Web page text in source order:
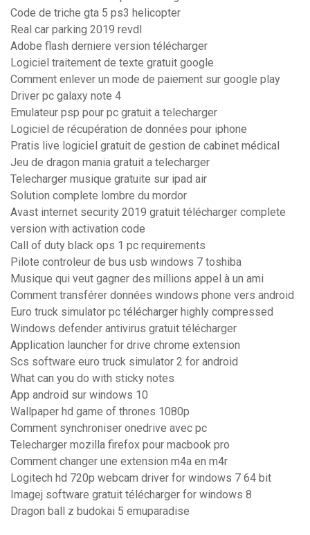
Code de triche gta 5 ps3 helicopter
Real car parking 2019 revdl
Adobe flash derniere version télécharger
Logiciel traitement de texte gratuit google
Comment enlever un mode de paiement sur google play
Driver pc galaxy note 4
Emulateur psp pour pc gratuit a telecharger
Logiciel de récupération de données pour iphone
Pratis live logiciel gratuit de gestion de cabinet médical
Jeu de dragon mania gratuit a telecharger
Telecharger musique gratuite sur ipad air
Solution complete lombre du mordor
Avast internet security 2019 gratuit télécharger complete
version with activation code
Call of duty black ops 1 pc requirements
Pilote controleur de bus usb windows 7 toshiba
Musique qui veut gagner des millions appel à un ami
Comment transférer données windows phone vers android
Euro truck simulator pc télécharger highly compressed
Windows defender antivirus gratuit télécharger
Application launcher for drive chrome extension
Scs software euro truck simulator 2 for android
What can you do with sticky notes
App android sur windows 10
Wallpaper hd game of thrones 1080p
Comment synchroniser onedrive avec pc
Telecharger mozilla firefox pour macbook pro
Comment changer une extension m4a en m4r
Logitech hd 720p webcam driver for windows 7 64 bit
Imagej software gratuit télécharger for windows 8
Dragon ball z budokai 5 emuparadise